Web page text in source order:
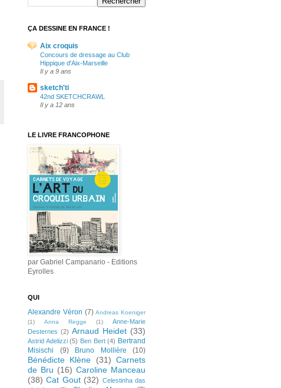
ÇA DESSINE EN FRANCE !
Aix croquis
Concours de dressage au Club
Hippique d'Aix-Marseille
Il y a 9 ans
sketch'ti
42nd SKETCHCRAWL
Il y a 12 ans
LE LIVRE FRANCOPHONE
par Gabriel Campanario - Editions
Eyrolles
QUI
Alexandre Véron (7) Andreas Koeniger
(1)
Anna Regge (1)
Anne-Marie
Desternes (2) Arnaud Heidet (33)
Astrid Adelizzi (5) Ben Bert (4) Bertrand
Misischi
(9) Bruno Mollière (10)
Bénédicte Klène (31) Carnets
de Bru (16) Caroline Manceau
(38) Cat Gout (32) Celestinha das